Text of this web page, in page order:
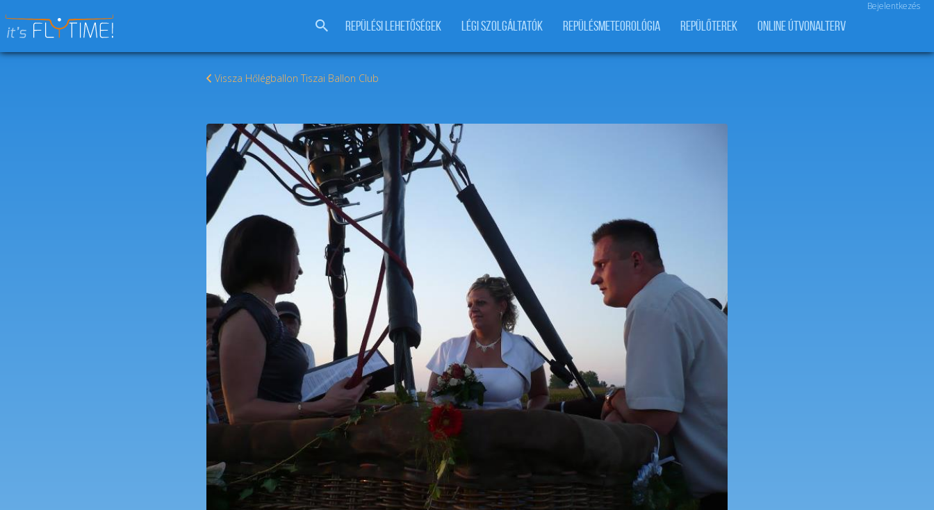
Bejelentkezés
REPÜLÉSI LEHETŐSÉGEK LÉGI SZOLGÁLTATÓK REPÜLÉSMETEOROLÓGIA REPÜLŐTEREK ONLINE ÚTVONALTERV
Keresés:
Vissza Hőlégballon Tiszai Ballon Club